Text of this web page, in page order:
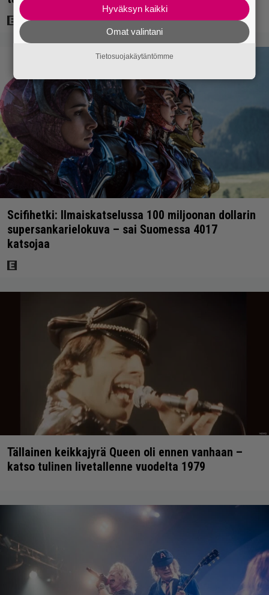
Scifihetki: Ilmaiskatselussa 100 miljoonan dollarin
supersankarielokuva – sai Suomessa 4017
katsojaa
Tällainen keikkajyrä Queen oli ennen vanhaan –
katso tulinen livetallenne vuodelta 1979
Hyväksyn kaikki
Omat valintani
Tietosuojakäytäntömme